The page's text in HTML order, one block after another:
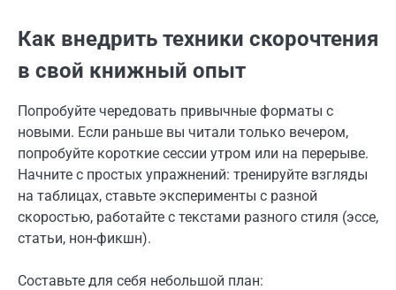
Как внедрить техники скорочтения
в свой книжный опыт
Попробуйте чередовать привычные форматы с
новыми. Если раньше вы читали только вечером,
попробуйте короткие сессии утром или на перерыве.
Начните с простых упражнений: тренируйте взгляды
на таблицах, ставьте эксперименты с разной
скоростью, работайте с текстами разного стиля (эссе,
статьи, нон-фикшн).
Составьте для себя небольшой план: